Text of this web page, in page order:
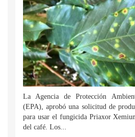
La Agencia de Protección
(EPA), aprobó una solicitud de
para usar el fungicida Priaxor
del café. Los...